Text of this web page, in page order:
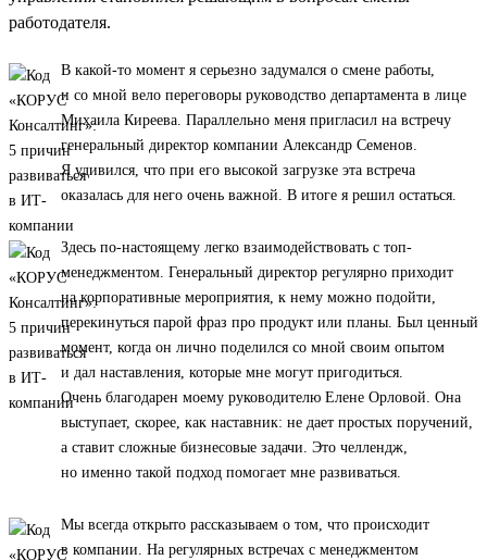
работодателя.
В какой-то момент я серьезно задумался о смене работы,
и со мной вело переговоры руководство департамента в лице
Михаила Киреева. Параллельно меня пригласил на встречу
генеральный директор компании Александр Семенов.
Я удивился, что при его высокой загрузке эта встреча
оказалась для него очень важной. В итоге я решил остаться.
Здесь по-настоящему легко взаимодействовать с топ-
менеджментом. Генеральный директор регулярно приходит
на корпоративные мероприятия, к нему можно подойти,
перекинуться парой фраз про продукт или планы. Был ценный
момент, когда он лично поделился со мной своим опытом
и дал наставления, которые мне могут пригодиться.
Очень благодарен моему руководителю Елене Орловой. Она
выступает, скорее, как наставник: не дает простых поручений,
а ставит сложные бизнесовые задачи. Это челлендж,
но именно такой подход помогает мне развиваться.
Мы всегда открыто рассказываем о том, что происходит
в компании. На регулярных встречах с менеджментом